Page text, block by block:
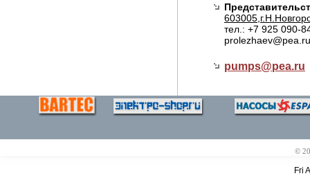
тел.: +7 925 090-
prolezhaev@pea.ru
pumps@pea.ru
©
Fri